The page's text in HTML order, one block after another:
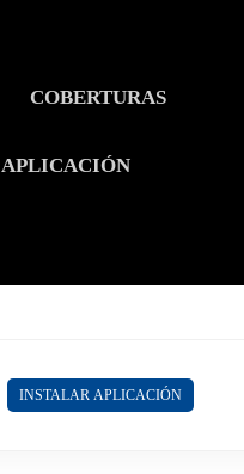
COBERTURAS
APLICACIÓN
INSTALAR APLICACIÓN